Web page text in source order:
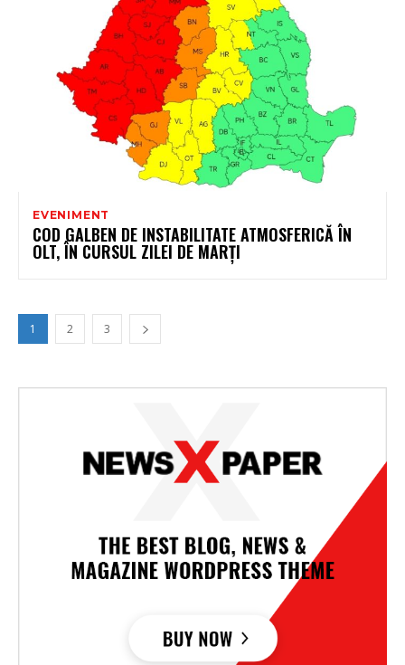
EVENIMENT
COD GALBEN DE INSTABILITATE ATMOSFERICĂ ÎN
OLT, ÎN CURSUL ZILEI DE MARȚI
1 2 3